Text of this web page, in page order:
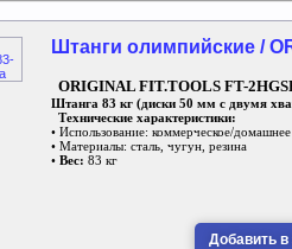
Штанги олимпийские /
ORIGINAL FIT.TOOLS FT-
Штанга 83 кг (диски 50 мм с двумя
Технические характеристики:
• Использование: коммерческое/домашнее
• Материалы: сталь, чугун, резина
• Вес: 83 кг
Добавить в